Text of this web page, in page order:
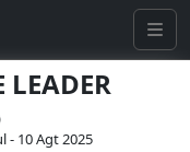
- 10 Agt 2025